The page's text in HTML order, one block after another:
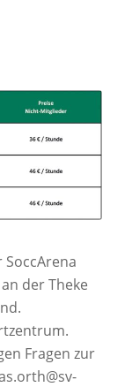
der Theke
Fragen zur